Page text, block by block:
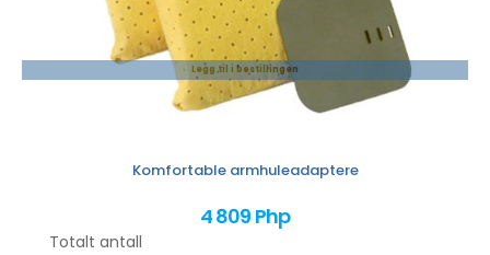
Legg til i bestillingen
Komfortable armhuleadaptere
4 809 Php
Totalt antall